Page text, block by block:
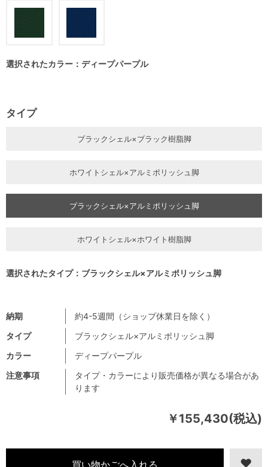
￥155,430(税込)
注意事項
タイプ・カラーにより販売価格が異なる場合があ
ります
納期
約4-5週間（ショップ休業日を除く）
タイプ
ブラックシェル×アルミポリッシュ脚
カラー
ディープパープル
選択されたカラー：ディープパープル
タイプ
ブラックシェル×ブラック樹脂脚
ホワイトシェル×アルミポリッシュ脚
ブラックシェル×アルミポリッシュ脚
ホワイトシェル×ホワイト樹脂脚
選択されたタイプ：ブラックシェル×アルミポリッシュ脚